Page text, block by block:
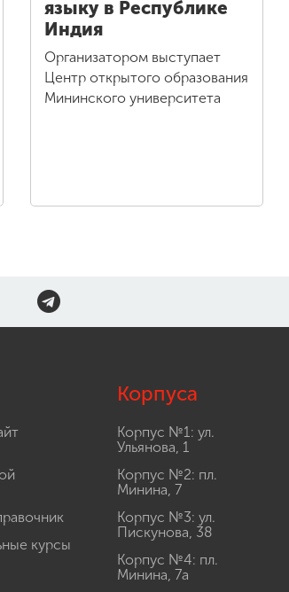
языку в Республике
Индия
Организатором выступает
Центр открытого образования
Мининского университета
курсы
Корпуса
Корпус №1: ул.
Ульянова, 1
Корпус №2: пл.
Минина, 7
Корпус №3: ул.
Пискунова, 38
Корпус №4: пл.
Минина, 7а